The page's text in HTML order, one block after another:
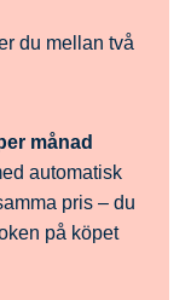
du mellan två
månad
automatisk
pris – du
på köpet